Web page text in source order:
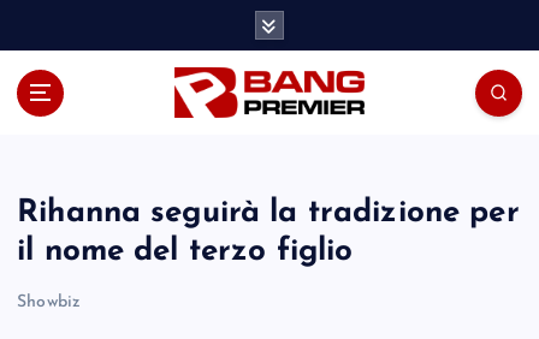
Rihanna seguirà la tradizione per
il nome del terzo figlio
Showbiz